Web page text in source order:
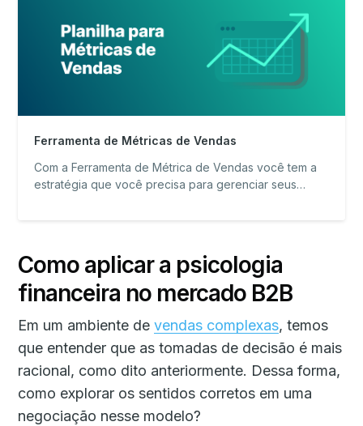
Ferramenta de Métricas de Vendas
Com a Ferramenta de Métrica de Vendas você tem a
estratégia que você precisa para gerenciar seus
Como aplicar a psicologia
financeira no mercado B2B
Em um ambiente devendas complexas, temos
que entender que as tomadas de decisão é mais
racional, como dito anteriormente. Dessa forma,
como explorar os sentidos corretos em uma
negociação nesse modelo?